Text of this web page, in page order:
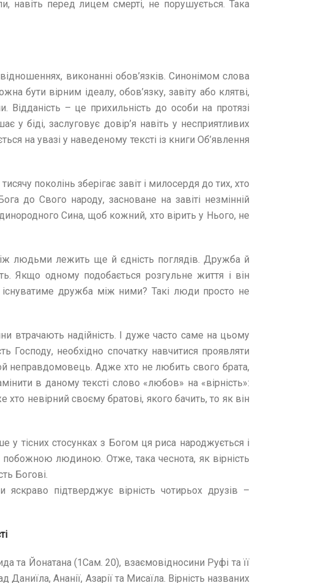
навіть перед лицем смерті, не порушується. Така
виконанні обов’язків. Синонімом слова
бути вірним ідеалу, обов’язку, завіту або клятві,
– це прихильність до особи на протязі
біді, заслуговує довір’я навіть у несприятливих
на увазі у наведеному тексті із книги Об’явлення
поколінь зберігає завіт і милосердя до тих, хто
до Свого народу, засноване на завіті незмінній
Сина, щоб кожний, хто вірить у Нього, не
людьми лежить ще й єдність поглядів. Дружба й
Якщо одному подобається розгульне життя і він
існуватиме дружба між ними? Такі люди просто не
втрачають надійність. І дуже часто саме на цьому
Господу, необхідно спочатку навчитися проявляти
неправдомовець. Адже хто не любить свого брата,
в даному тексті слово «любов» на «вірність»:
невірний своєму братові, якого бачить, то як він
у тісних стосунках з Богом ця риса народжується і
людиною. Отже, така чеснота, як вірність
Богові.
підтверджує вірність чотирьох друзів –
та Йонатана (1Сам. 20), взаємовідносини Руфі та її
Ананії, Азарії та Мисаїла. Вірність названих